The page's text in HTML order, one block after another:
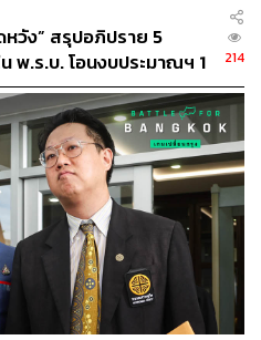
วัง” สรุปอภิปราย 5
พ.ร.บ. โอนงบประมาณฯ 1
214